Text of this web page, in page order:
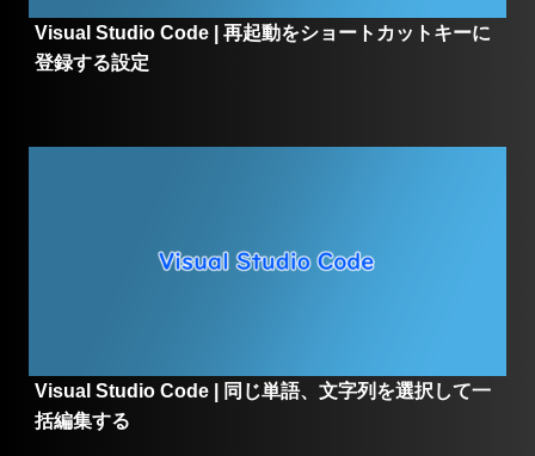
Visual Studio Code | 再起動をショートカットキーに
登録する設定
Visual Studio Code | 同じ単語、文字列を選択して一
括編集する